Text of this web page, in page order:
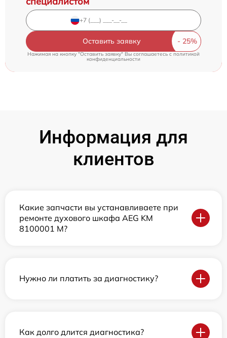
Оставить заявку
Нажимая на кнопку "Оставить заявку" Вы соглашаетесь cполитикой
конфиденциальности
Информация для
клиентов
Какие запчасти вы устанавливаете при
ремонте духового шкафа AEG KM
8100001 M?
Нужно ли платить за диагностику?
Как долго длится диагностика?